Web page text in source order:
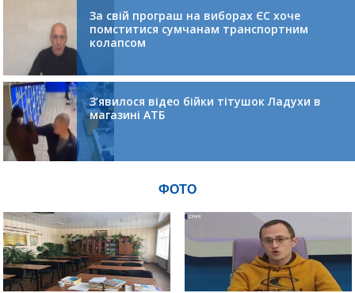
За свій програш на виборах ЄС хоче
помститися сумчанам транспортним
колапсом
З’явилося відео бійки тітушок Ладухи в
магазині АТБ
ФОТО